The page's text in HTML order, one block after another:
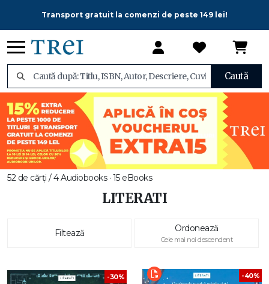
Transport gratuit la comenzi de peste 149 lei!
Caută
52 de cărți / 4 Audiobooks · 15 eBooks
LITERATI
Filtează Ordonează
Cele mai noi descendent
-30% -40%